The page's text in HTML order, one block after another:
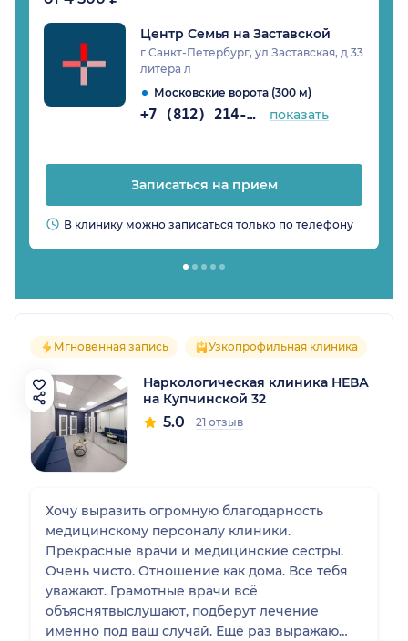
Центр Семья на Заставской
г Санкт-Петербург, ул Заставская, д 33
литера л
Московские ворота (300 м)
+7 (812) 214-34-21 показать
Записаться на прием
В клинику можно записаться только по телефону
Мгновенная запись Узкопрофильная клиника
Наркологическая клиника НЕВА
на Купчинской 32
5.0 21 отзыв
Хочу выразить огромную благодарность
медицинскому персоналу клиники.
Прекрасные врачи и медицинские сестры.
Очень чисто. Отношение как дома. Все тебя
уважают. Грамотные врачи всё
объяснятвыслушают, подберут лечение
именно под ваш случай. Ещё раз выражаю